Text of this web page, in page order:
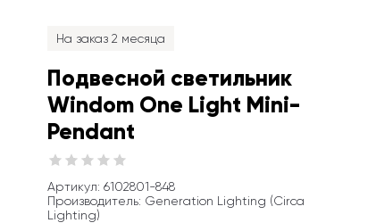
На заказ 2 месяца
Подвесной светильник
Windom One Light Mini-
Pendant
Артикул: 6102801-848
Производитель: Generation Lighting (Circa
Lighting)